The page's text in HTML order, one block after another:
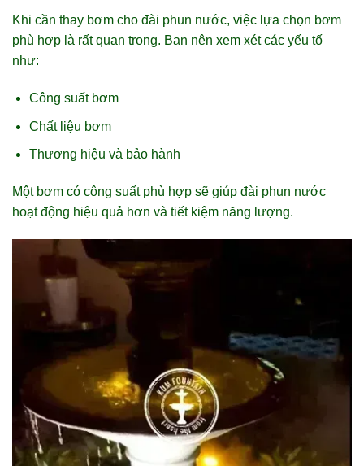
Khi cần thay bơm cho đài phun nước, việc lựa chọn bơm
phù hợp là rất quan trọng. Bạn nên xem xét các yếu tố
như:
Công suất bơm
Chất liệu bơm
Thương hiệu và bảo hành
Một bơm có công suất phù hợp sẽ giúp đài phun nước
hoạt động hiệu quả hơn và tiết kiệm năng lượng.